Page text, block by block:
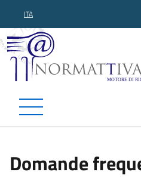
ITA
Normattiva
Domande